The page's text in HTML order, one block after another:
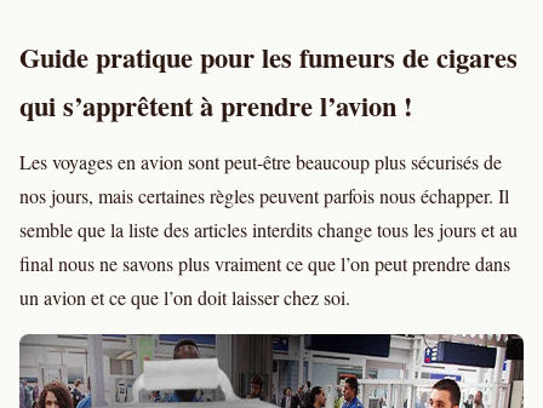
Guide pratique pour les fumeurs de cigares
qui s’apprêtent à prendre l’avion !
Les voyages en avion sont peut-être beaucoup plus sécurisés de
nos jours, mais certaines règles peuvent parfois nous échapper. Il
semble que la liste des articles interdits change tous les jours et au
final nous ne savons plus vraiment ce que l’on peut prendre dans
un avion et ce que l’on doit laisser chez soi.